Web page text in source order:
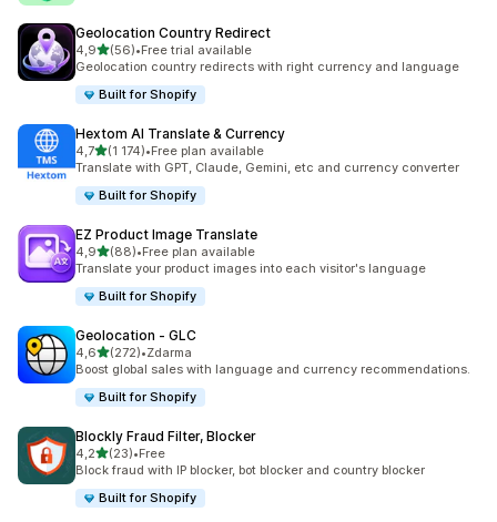
Geolocation Country Redirect
4,9z 5 hvězd
(56)
Celkový počet recenzí: 56
•Free trial available
Geolocation country redirects with right currency and language
Built for Shopify
Hextom AI Translate & Currency
4,7z 5 hvězd
(1 174)
Celkový počet recenzí: 1174
•Free plan available
Translate with GPT, Claude, Gemini, etc and currency converter
Built for Shopify
EZ Product Image Translate
4,9z 5 hvězd
(88)
Celkový počet recenzí: 88
•Free plan available
Translate your product images into each visitor's language
Built for Shopify
Geolocation ‑ GLC
4,6z 5 hvězd
(272)
Celkový počet recenzí: 272
•Zdarma
Boost global sales with language and currency recommendations.
Built for Shopify
Blockly Fraud Filter, Blocker
4,2z 5 hvězd
(23)
Celkový počet recenzí: 23
•Free
Block fraud with IP blocker, bot blocker and country blocker
Built for Shopify